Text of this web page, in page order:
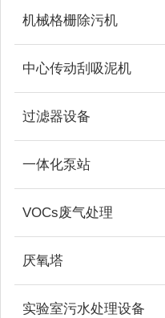
机械格栅除污机
中心传动刮吸泥机
过滤器设备
一体化泵站
VOCs废气处理
厌氧塔
实验室污水处理设备